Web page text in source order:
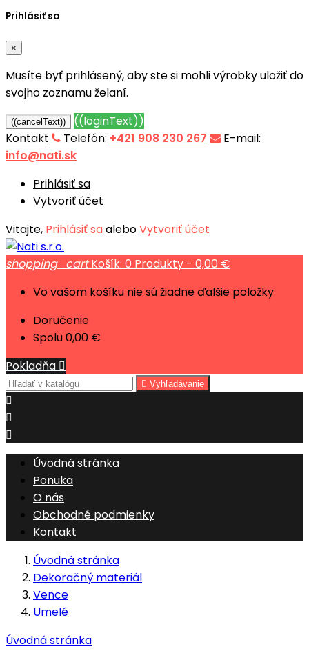
Prihlásiť sa
×
Musíte byť prihlásený, aby ste si mohli výrobky uložiť do
svojho zoznamu želaní.
((cancelText))
((loginText))
Kontakt
Telefón: +421 908 230 267
E-mail:
info@nati.sk
Prihlásiť sa
Vytvoriť účet
Vitajte, Prihlásiť saaleboVytvoriť účet
shopping_cart Košík: 0 Produkty - 0,00 €
Vo vašom košíku nie sú žiadne ďalšie položky
Doručenie
Spolu0,00 €
Pokladňa 
 Vyhľadávanie



Úvodná stránka
Ponuka
O nás
Obchodné podmienky
Kontakt
Úvodná stránka
Dekoračný materiál
Vence
Umelé
Úvodná stránka